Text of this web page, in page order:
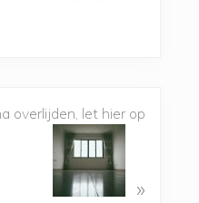
overlijden, let hier op
»